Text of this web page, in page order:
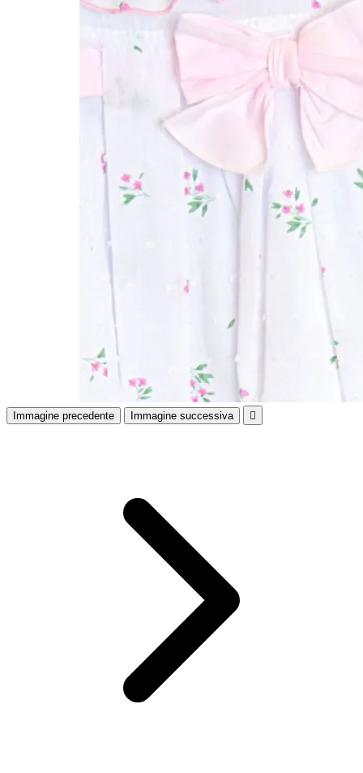
Immagine precedente Immagine successiva 